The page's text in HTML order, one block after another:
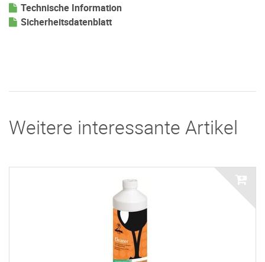
Technische Information
Sicherheitsdatenblatt
Weitere interessante Artikel